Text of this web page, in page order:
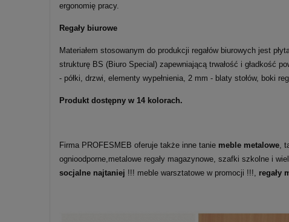
ergonomię pracy.
Regały biurowe
Materiałem stosowanym do produkcji regałów biurowych jest
strukturę BS (Biuro Special) zapewniającą trwałość i gładkość
- półki, drzwi, elementy wypełnienia, 2 mm - blaty stołów, boki
Produkt dostępny w 14 kolorach.
Firma PROFESMEB oferuje także inne tanie meble metalowe,
ognioodporne,metalowe regały magazynowe, szafki szkolne i
socjalne najtaniej !!! meble warsztatowe w promocji !!!, regały